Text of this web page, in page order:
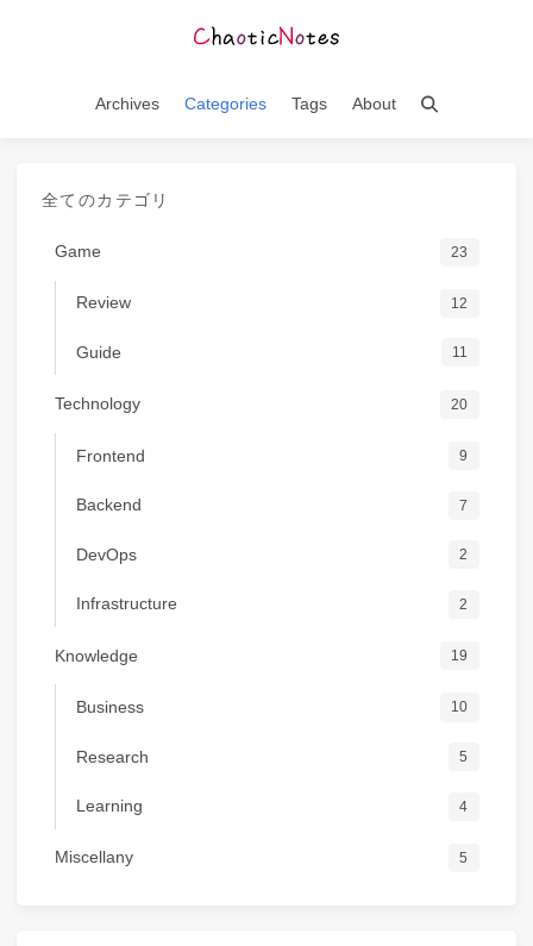
Archives Categories Tags About
全てのカテゴリ
Game 23
Review 12
Guide 11
Technology 20
Frontend 9
Backend 7
DevOps 2
Infrastructure 2
Knowledge 19
Business 10
Research 5
Learning 4
Miscellany 5